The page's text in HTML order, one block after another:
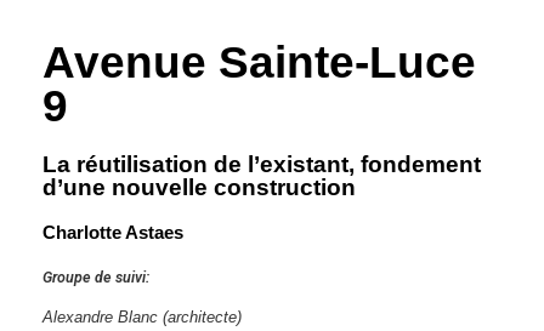
Avenue Sainte-Luce
9
La réutilisation de l’existant, fondement
d’une nouvelle construction
Charlotte Astaes
Groupe de suivi:
Alexandre Blanc (architecte)